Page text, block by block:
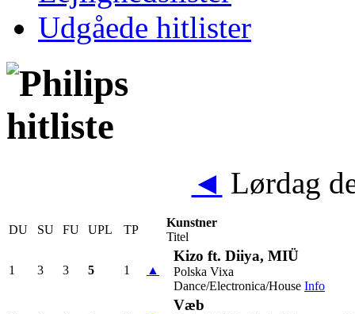
Udgåede hitlister
◄ Lørdag
DU SU FU UPL TP
Kunstner
Titel
1 3 3 5 1 ▲
Kizo ft. Diiya, MIÜ
Polska Vixa
Dance/Electronica/House Info
Væb